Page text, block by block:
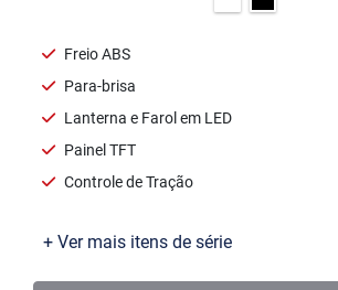
Freio ABS
Para-brisa
Lanterna e Farol em LED
Painel TFT
Controle de Tração
+ Ver mais itens de série